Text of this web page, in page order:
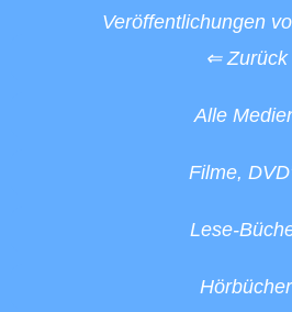
Veröffentlichungen
⇐ Zurück
Alle
Filme,
Lese-
Hörbücher